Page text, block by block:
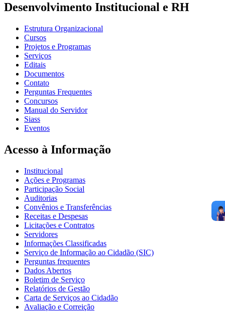
Desenvolvimento Institucional e RH
Estrutura Organizacional
Cursos
Projetos e Programas
Serviços
Editais
Documentos
Contato
Perguntas Frequentes
Concursos
Manual do Servidor
Siass
Eventos
Acesso à Informação
Institucional
Ações e Programas
Participação Social
Auditorias
Convênios e Transferências
Receitas e Despesas
Licitações e Contratos
Servidores
Informações Classificadas
Serviço de Informação ao Cidadão (SIC)
Perguntas frequentes
Dados Abertos
Boletim de Serviço
Relatórios de Gestão
Carta de Serviços ao Cidadão
Avaliação e Correição